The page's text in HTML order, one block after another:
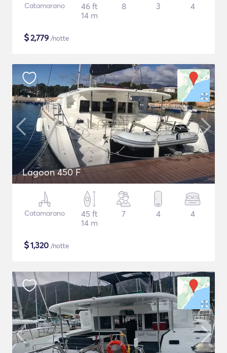
Catamarano
46 ft
14 m
8 3 4
$2,779 /notte
Lagoon 450 F
Catamarano
45 ft
14 m
7 4 4
$1,320 /notte